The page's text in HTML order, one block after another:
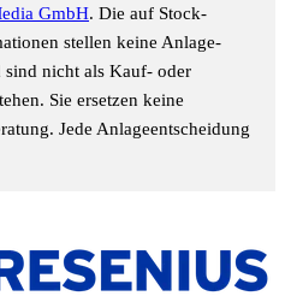
GmbH. Die auf Stock-
stellen keine Anlage-
sind nicht als Kauf- oder
Sie ersetzen keine
Jede Anlageentscheidung